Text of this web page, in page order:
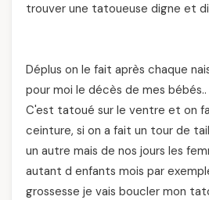
trouver une tatoueuse digne et
Déplus on le fait après chaque
pour moi le décès de mes bébés..
C'est tatoué sur le ventre et on
ceinture, si on a fait un tour de
un autre mais de nos jours les
autant d enfants mois par
grossesse je vais boucler mon